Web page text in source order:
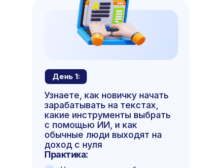
Практика:
Узнаете, как новичку начать
зарабатывать на текстах,
какие инструменты выбрать
с помощью ИИ, и как
обычные люди выходят на
доход с нуля
День 1: